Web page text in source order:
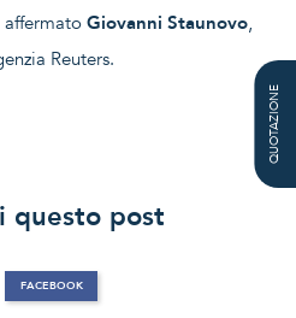
affermato Giovanni Staunovo,
Reuters.
questo post
FACEBOOK
QUOTAZIONE